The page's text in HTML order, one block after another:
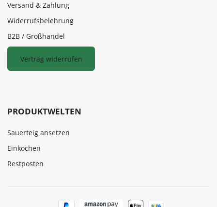
Versand & Zahlung
Widerrufsbelehrung
B2B / Großhandel
Vertrag widerrufen
PRODUKTWELTEN
Sauerteig ansetzen
Einkochen
Restposten